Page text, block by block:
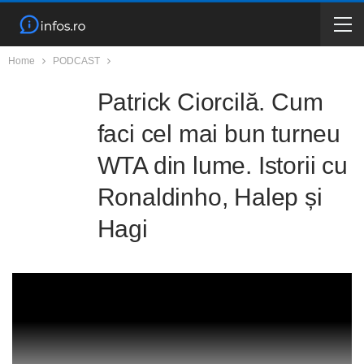
Home PODCAST
Patrick Ciorcilă. Cum
faci cel mai bun turneu
WTA din lume. Istorii cu
Ronaldinho, Halep și
Hagi